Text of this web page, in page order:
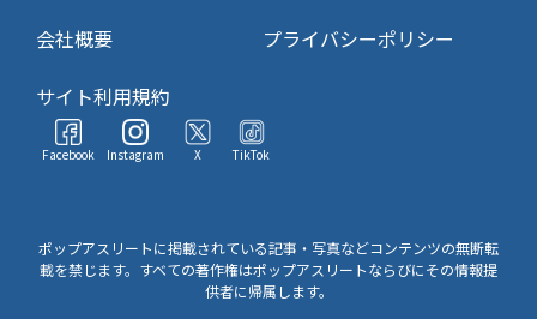
会社概要
プライバシーポリシー
サイト利用規約
Facebook Instagram X TikTok
ポップアスリートに掲載されている記事・写真などコンテンツの無断転
載を禁じます。すべての著作権はポップアスリートならびにその情報提
供者に帰属します。